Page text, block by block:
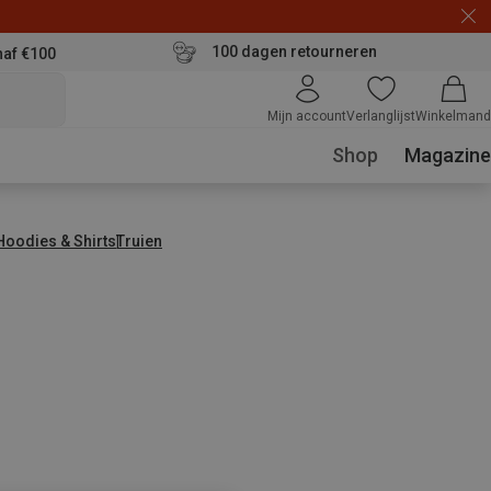
€100 100 dagen retourneren
Mijn accountVerlanglijstWinkelmand
Shop Magazine
& ShirtsTruien